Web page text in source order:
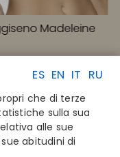
Madeleine
ES EN IT RU
che di terze
sulla sua
alle sue
abitudini di
2021 SL